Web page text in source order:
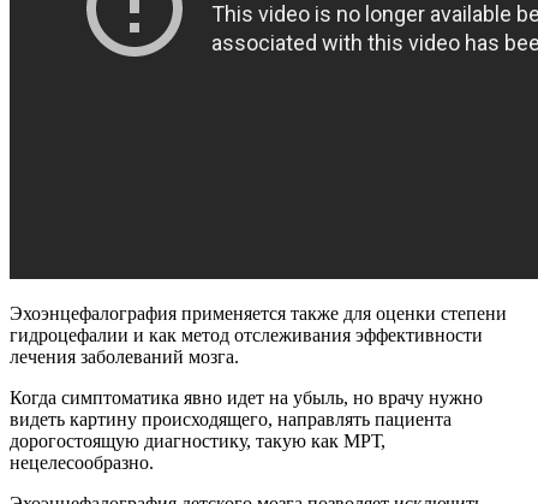
Эхоэнцефалография применяется также для оценки степени
гидроцефалии и как метод отслеживания эффективности
лечения заболеваний мозга.
Когда симптоматика явно идет на убыль, но врачу нужно
видеть картину происходящего, направлять пациента
дорогостоящую диагностику, такую как МРТ,
нецелесообразно.